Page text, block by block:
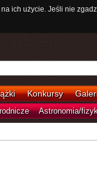
ich użycie. Jeśli nie
Konkursy
Astronomia/